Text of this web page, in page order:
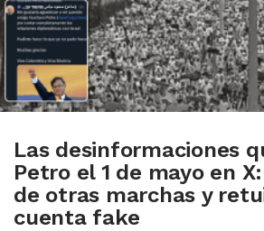
Las desinformaciones
Petro el 1 de mayo en
de otras marchas y
cuenta fake